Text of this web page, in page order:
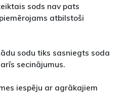
sods nav pats
atbilstoši
sodu tiks sasniegts soda
secinājumus.
iespēju ar agrākajiem